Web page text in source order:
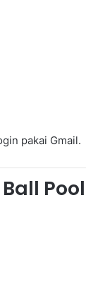
pakai Gmail.
Pool